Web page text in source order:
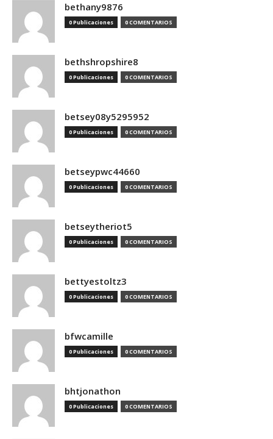
bethany9876
0 Publicaciones 0 COMENTARIOS
bethshropshire8
0 Publicaciones 0 COMENTARIOS
betsey08y5295952
0 Publicaciones 0 COMENTARIOS
betseypwc44660
0 Publicaciones 0 COMENTARIOS
betseytheriot5
0 Publicaciones 0 COMENTARIOS
bettyestoltz3
0 Publicaciones 0 COMENTARIOS
bfwcamille
0 Publicaciones 0 COMENTARIOS
bhtjonathon
0 Publicaciones 0 COMENTARIOS